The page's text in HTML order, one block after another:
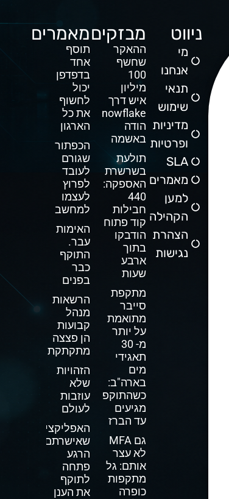
ניווט
מי
אנחנו
תנאי
שימוש
מדיניות
ופרטיות
SLA
מאמרים
למען
הקהילה
הצהרת
נגישות
מבזקים
ההאקר
שחשף
100
מיליון
איש דרך
Snowflake
הודה
באשמה
תולעת
בשרשרת
האספקה:
440
חבילות
קוד פתוח
הודבקו
בתוך
ארבע
שעות
מתקפת
סייבר
מתואמת
על יותר
מ- 30
תאגידי
מים
בארה"ב:
כשהתוקפים
מגיעים
עד הברז
גם MFA
לא עצר
אותם: גל
מתקפות
כופרה
מאמרים
תוסף
אחד
בדפדפן
יכול
לחשוף
את כל
הארגון
הכפתור
שגורם
לעובד
לפרוץ
לעצמו
למחשב
האימות
עבר.
התוקף
כבר
בפנים
הרשאות
מנהל
קבועות
הן פצצה
מתקתקת
הזהויות
שלא
עוזבות
לעולם
האפליקציה
שאישרתם
הרגע
פתחה
לתוקף
את הענן